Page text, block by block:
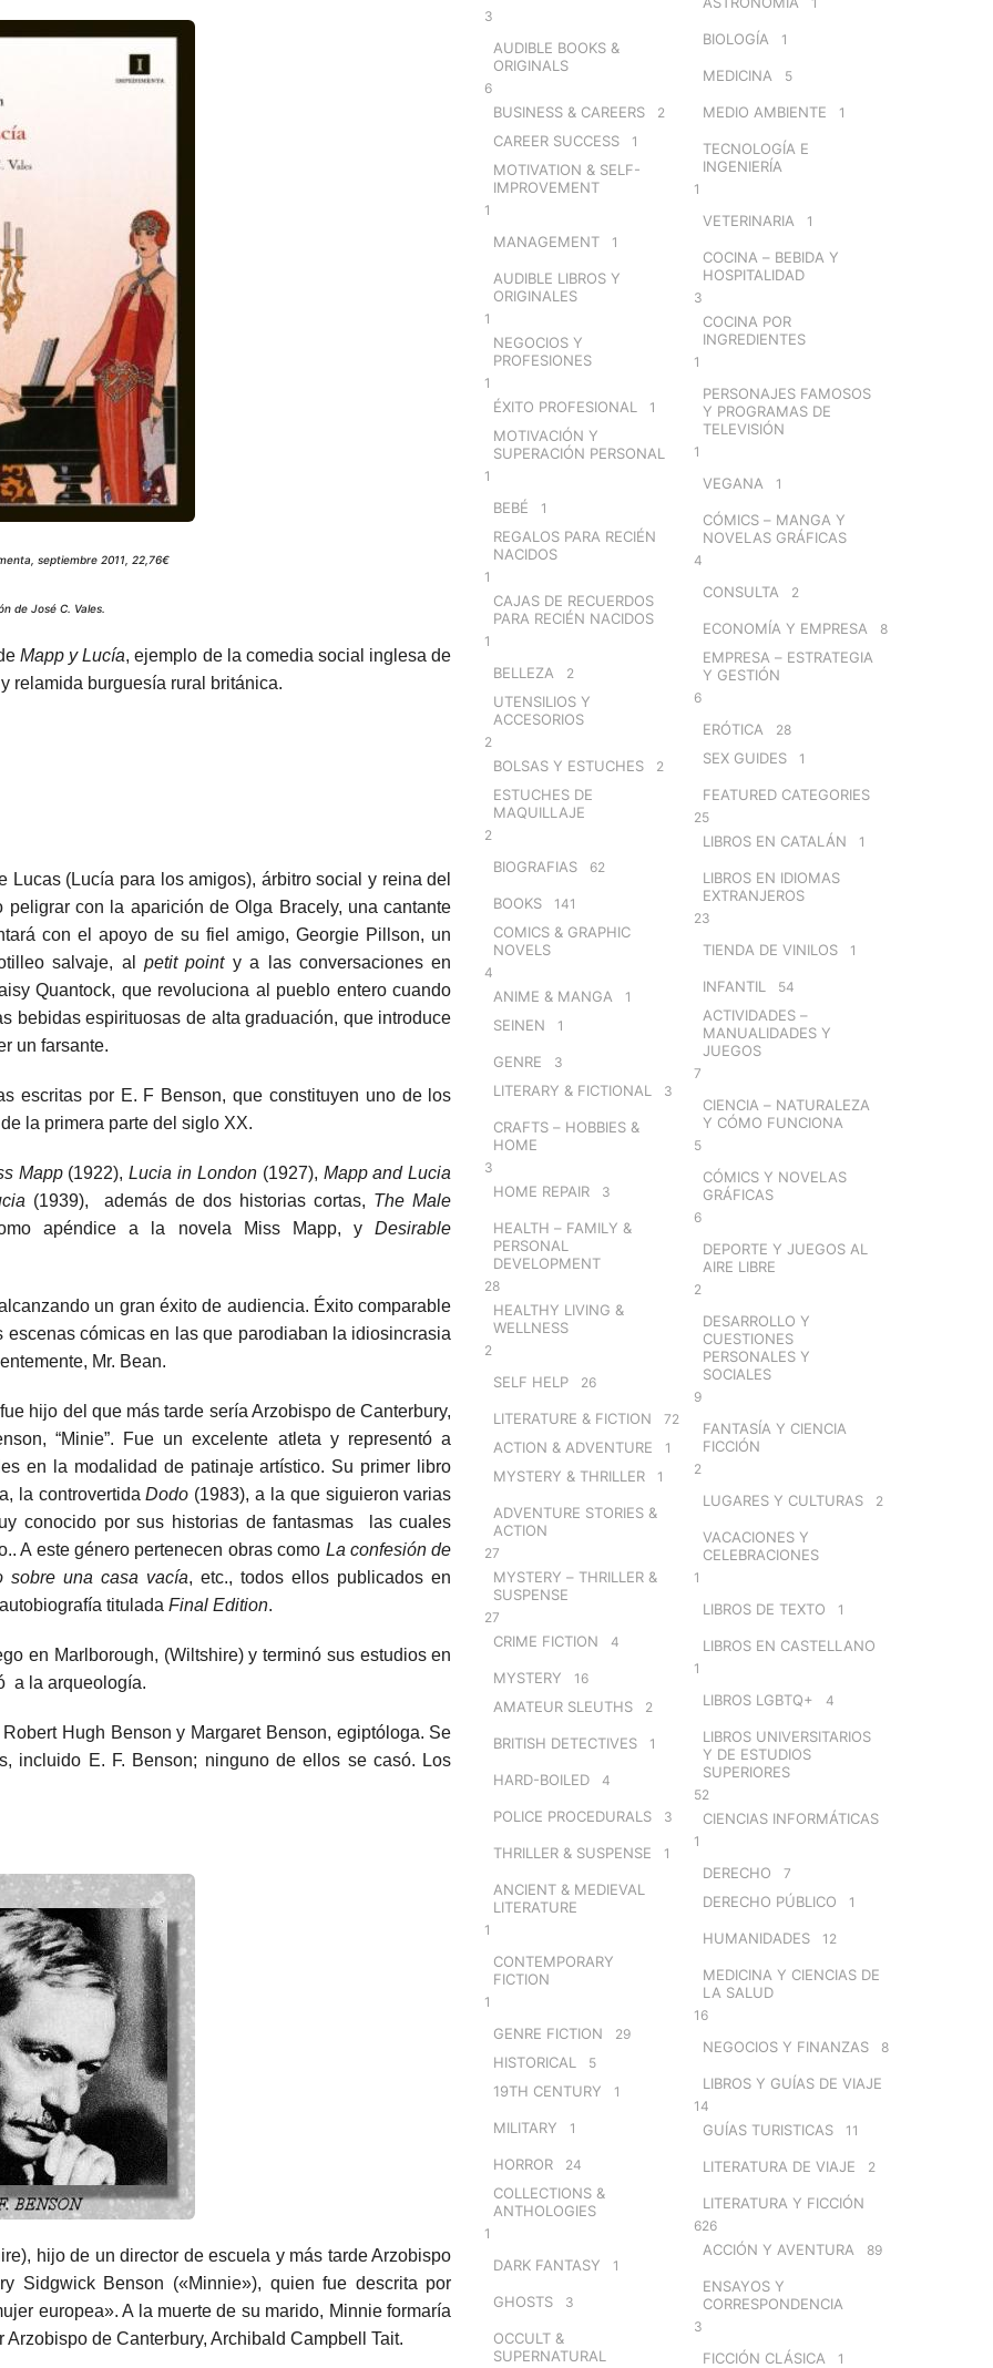
septiembre 2011, 22,76€
de José C. Vales.
Mapp y Lucía, ejemplo de la comedia social inglesa de
relamida burguesía rural británica.
(Lucía para los amigos), árbitro social y reina del
con la aparición de Olga Bracely, una cantante
con el apoyo de su fiel amigo, Georgie Pillson, un
salvaje, al petit point y a las conversaciones en
Quantock, que revoluciona al pueblo entero cuando
bebidas espirituosas de alta graduación, que introduce
un farsante.
escritas por E. F Benson, que constituyen uno de los
la primera parte del siglo XX.
Mapp(1922),Lucia in London(1927), Mapp and Lucia
(1939), además de dos historias cortas, The Male
apéndice a la novela Miss Mapp, yDesirable
un gran éxito de audiencia. Éxito comparable
cómicas en las que parodiaban la idiosincrasia
Mr. Bean.
hijo del que más tarde sería Arzobispo de Canterbury,
“Minie”. Fue un excelente atleta y representó a
en la modalidad de patinaje artístico. Su primer libro
la controvertidaDodo (1983), a la que siguieron varias
conocido por sus historias de fantasmas las cuales
A este género pertenecen obras como La confesión de
sobre una casa vacía, etc., todos ellos publicados en
titulada Final Edition.
en Marlborough, (Wiltshire) y terminó sus estudios en
a la arqueología.
Robert Hugh Benson y Margaret Benson, egiptóloga. Se
, incluido E. F. Benson; ninguno de ellos se casó. Los
), hijo de un director de escuela y más tardeArzobispo
Sidgwick Benson («Minnie»), quien fue descrita por
europea». A la muerte de su marido, Minnie formaría
Arzobispo de Canterbury, Archibald Campbell Tait.
3
AUDIBLE BOOKS &
ORIGINALS
6
BUSINESS & CAREERS 2
CAREER SUCCESS 1
MOTIVATION & SELF-
IMPROVEMENT
1
MANAGEMENT 1
AUDIBLE LIBROS Y
ORIGINALES
1
NEGOCIOS Y
PROFESIONES
1
ÉXITO PROFESIONAL 1
MOTIVACIÓN Y
SUPERACIÓN PERSONAL
1
BEBÉ 1
REGALOS PARA RECIÉN
NACIDOS
1
CAJAS DE RECUERDOS
PARA RECIÉN NACIDOS
1
BELLEZA 2
UTENSILIOS Y
ACCESORIOS
2
BOLSAS Y ESTUCHES 2
ESTUCHES DE
MAQUILLAJE
2
BIOGRAFIAS 62
BOOKS 141
COMICS & GRAPHIC
NOVELS
4
ANIME & MANGA 1
SEINEN 1
GENRE 3
LITERARY & FICTIONAL 3
CRAFTS – HOBBIES &
HOME
3
HOME REPAIR 3
HEALTH – FAMILY &
PERSONAL
DEVELOPMENT
28
HEALTHY LIVING &
WELLNESS
2
SELF HELP 26
LITERATURE & FICTION 72
ACTION & ADVENTURE 1
MYSTERY & THRILLER 1
ADVENTURE STORIES &
ACTION
27
MYSTERY – THRILLER &
SUSPENSE
27
CRIME FICTION 4
MYSTERY 16
AMATEUR SLEUTHS 2
BRITISH DETECTIVES 1
HARD-BOILED 4
POLICE PROCEDURALS 3
THRILLER & SUSPENSE 1
ANCIENT & MEDIEVAL
LITERATURE
1
CONTEMPORARY
FICTION
1
GENRE FICTION 29
HISTORICAL 5
19TH CENTURY 1
MILITARY 1
HORROR 24
COLLECTIONS &
ANTHOLOGIES
1
DARK FANTASY 1
GHOSTS 3
OCCULT &
SUPERNATURAL
BIOLOGÍA 1
MEDICINA 5
MEDIO AMBIENTE 1
TECNOLOGÍA E
INGENIERÍA
1
VETERINARIA 1
COCINA – BEBIDA Y
HOSPITALIDAD
3
COCINA POR
INGREDIENTES
1
PERSONAJES FAMOSOS
Y PROGRAMAS DE
TELEVISIÓN
1
VEGANA 1
CÓMICS – MANGA Y
NOVELAS GRÁFICAS
4
CONSULTA 2
ECONOMÍA Y EMPRESA 8
EMPRESA – ESTRATEGIA
Y GESTIÓN
6
ERÓTICA 28
SEX GUIDES 1
FEATURED CATEGORIES
25
LIBROS EN CATALÁN 1
LIBROS EN IDIOMAS
EXTRANJEROS
23
TIENDA DE VINILOS 1
INFANTIL 54
ACTIVIDADES –
MANUALIDADES Y
JUEGOS
7
CIENCIA – NATURALEZA
Y CÓMO FUNCIONA
5
CÓMICS Y NOVELAS
GRÁFICAS
6
DEPORTE Y JUEGOS AL
AIRE LIBRE
2
DESARROLLO Y
CUESTIONES
PERSONALES Y
SOCIALES
9
FANTASÍA Y CIENCIA
FICCIÓN
2
LUGARES Y CULTURAS 2
VACACIONES Y
CELEBRACIONES
1
LIBROS DE TEXTO 1
LIBROS EN CASTELLANO
1
LIBROS LGBTQ+ 4
LIBROS UNIVERSITARIOS
Y DE ESTUDIOS
SUPERIORES
52
CIENCIAS INFORMÁTICAS
1
DERECHO 7
DERECHO PÚBLICO 1
HUMANIDADES 12
MEDICINA Y CIENCIAS DE
LA SALUD
16
NEGOCIOS Y FINANZAS 8
LIBROS Y GUÍAS DE VIAJE
14
GUÍAS TURISTICAS 11
LITERATURA DE VIAJE 2
LITERATURA Y FICCIÓN
626
ACCIÓN Y AVENTURA 89
ENSAYOS Y
CORRESPONDENCIA
3
FICCIÓN CLÁSICA 1